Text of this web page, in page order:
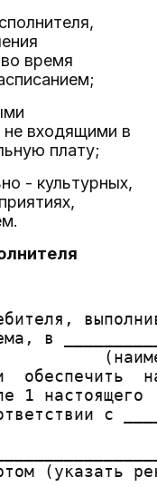
время
не входящими в
плату;
- культурных,
в
обеспечить
1
с
(указать